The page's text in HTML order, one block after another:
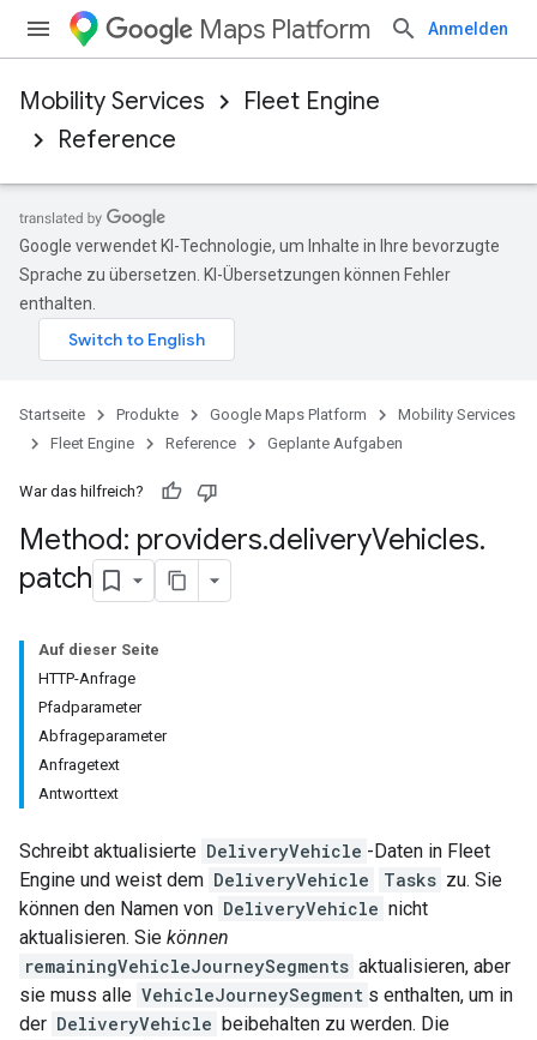
Maps Platform Anmelden
Mobility Services
Fleet Engine
Reference
Google verwendet KI-Technologie, um Inhalte in Ihre bevorzugte
Sprache zu übersetzen. KI-Übersetzungen können Fehler
enthalten.
Startseite Produkte Google Maps Platform
Mobility Services
Fleet Engine
Reference Geplante Aufgaben
War das hilfreich?
Method: providers.deliveryVehicles.
patch
Auf dieser Seite
HTTP-Anfrage
Pfadparameter
Abfrageparameter
Anfragetext
Antworttext
Schreibt aktualisierte DeliveryVehicle -Daten in Fleet
Engine und weist dem DeliveryVehicle Tasks zu. Sie
können den Namen von DeliveryVehicle nicht
aktualisieren. Sie können
remainingVehicleJourneySegments aktualisieren, aber
sie muss alle VehicleJourneySegment s enthalten, um in
der DeliveryVehicle beibehalten zu werden. Die